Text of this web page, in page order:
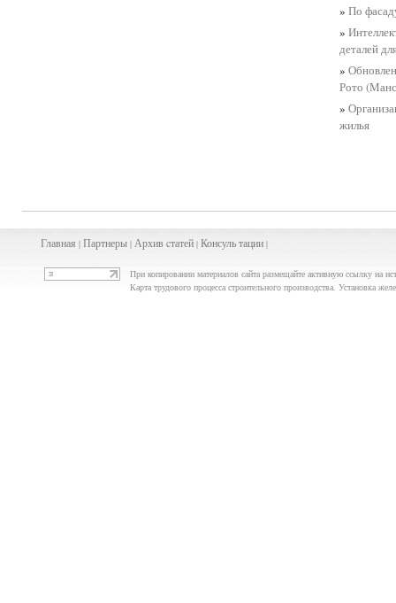
»По
»
деталей
»
Рото
»
жилья
Главная |Партнеры |Архив cтатей |Консуль тации |
При копировании материалов сайта размещайте активную ссылку на
Карта трудового процесса строительного производства.